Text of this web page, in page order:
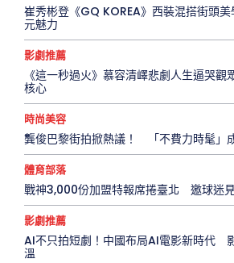
崔秀彬登《GQ KOREA》西裝混搭街頭
元魅力
影劇推薦
《這一秒過火》慕容清嶧悲劇人生逼哭
核心
時尚美容
龔俊巴黎街拍掀熱議！ 「不費力時髦」
體育部落
戰神3,000份加盟特報席捲臺北 邀球迷
影劇推薦
AI不只拍短劇！中國布局AI電影新時代
溫